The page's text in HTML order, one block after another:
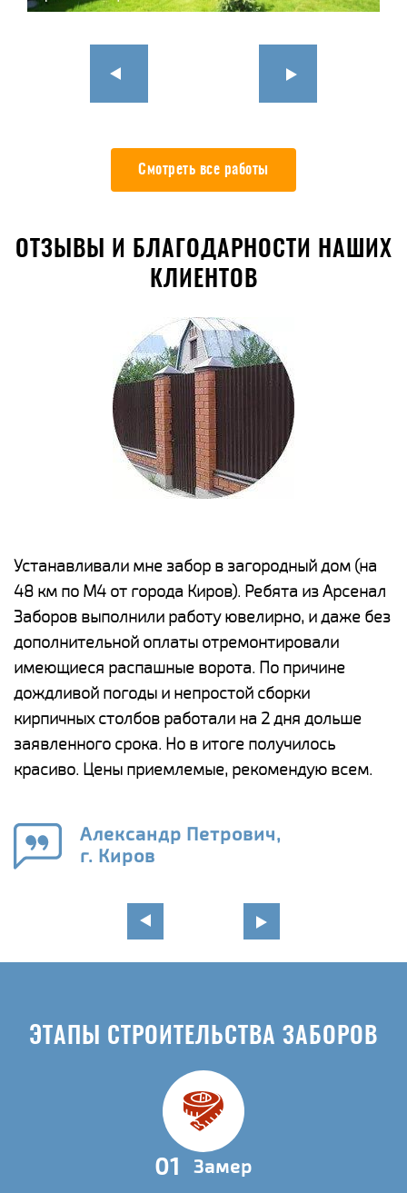
Смотреть все работы
ОТЗЫВЫ И БЛАГОДАРНОСТИ НАШИХ
КЛИЕНТОВ
Устанавливали мне забор в загородный дом (на
48 км по М4 от города Киров). Ребята из Арсенал
Заборов выполнили работу ювелирно, и даже без
дополнительной оплаты отремонтировали
имеющиеся распашные ворота. По причине
дождливой погоды и непростой сборки
кирпичных столбов работали на 2 дня дольше
заявленного срока. Но в итоге получилось
красиво. Цены приемлемые, рекомендую всем.
Александр Петрович,
г. Киров
ЭТАПЫ СТРОИТЕЛЬСТВА ЗАБОРОВ
01 Замер